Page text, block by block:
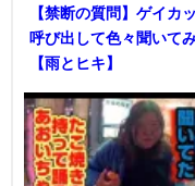
【禁断の質問】ゲイカ
呼び出して色々聞いて
【雨とヒキ】